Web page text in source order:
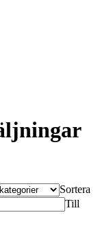
Sortera
Till